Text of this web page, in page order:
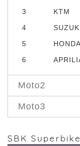
3
KTM
4
5
HONDA
6
Moto2
Moto3
SBK